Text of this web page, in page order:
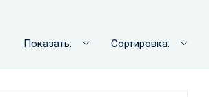
Показать: Сортировка: